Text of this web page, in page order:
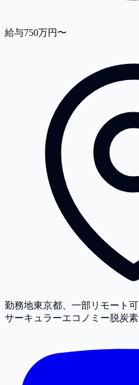
給与750万円〜
勤務地東京都、一部リモート可
サーキュラーエコノミー脱炭素